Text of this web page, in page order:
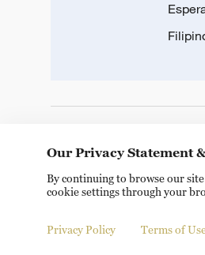
Copyright © 2024 CGTN. 京
Our Privacy Statement
By continuing to browse our
cookie settings through your
Privacy Policy Terms of